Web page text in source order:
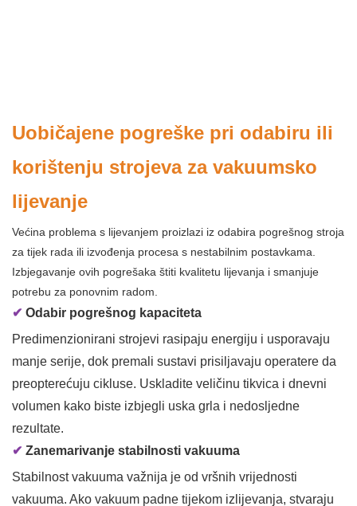
Uobičajene pogreške pri odabiru ili
korištenju strojeva za vakuumsko
lijevanje
Većina problema s lijevanjem proizlazi iz odabira pogrešnog stroja
za tijek rada ili izvođenja procesa s nestabilnim postavkama.
Izbjegavanje ovih pogrešaka štiti kvalitetu lijevanja i smanjuje
potrebu za ponovnim radom.
✔ Odabir pogrešnog kapaciteta
Predimenzionirani strojevi rasipaju energiju i usporavaju
manje serije, dok premali sustavi prisiljavaju operatere da
preopterećuju cikluse. Uskladite veličinu tikvica i dnevni
volumen kako biste izbjegli uska grla i nedosljedne
rezultate.
✔ Zanemarivanje stabilnosti vakuuma
Stabilnost vakuuma važnija je od vršnih vrijednosti
vakuuma. Ako vakuum padne tijekom izlijevanja, stvaraju